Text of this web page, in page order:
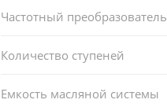
Частотный преобразователь
Количество ступеней
Емкость масляной системы